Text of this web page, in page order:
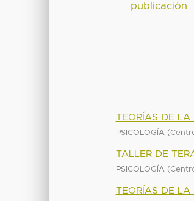
publicación
TEORÍAS DE LA
PSICOLOGÍA (
TALLER DE
PSICOLOGÍA (
TEORÍAS DE LA